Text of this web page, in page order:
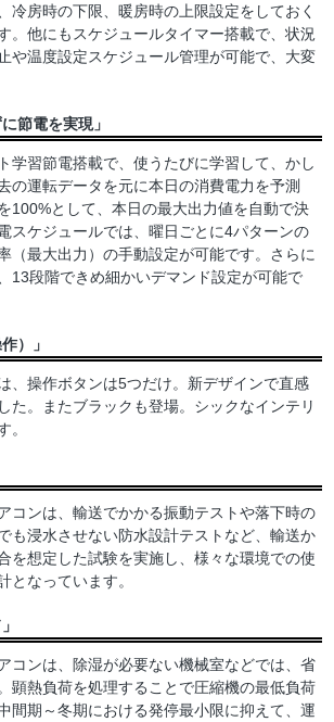
冷房時の下限、暖房時の上限設定をしておく
。他にもスケジュールタイマー搭載で、状況
や温度設定スケジュール管理が可能で、大変
節電を実現」
学習節電搭載で、使うたびに学習して、かし
の運転データを元に本日の消費電力を予測
100%として、本日の最大出力値を自動で決
スケジュールでは、曜日ごとに4パターンの
（最大出力）の手動設定が可能です。さらに
13段階できめ細かいデマンド設定が可能で
）」
、操作ボタンは5つだけ。新デザインで直感
た。またブラックも登場。シックなインテリ
。
コンは、輸送でかかる振動テストや落下時の
も浸水させない防水設計テストなど、輸送か
を想定した試験を実施し、様々な環境での使
となっています。
コンは、除湿が必要ない機械室などでは、省
顕熱負荷を処理することで圧縮機の最低負荷
間期～冬期における発停最小限に抑えて、運